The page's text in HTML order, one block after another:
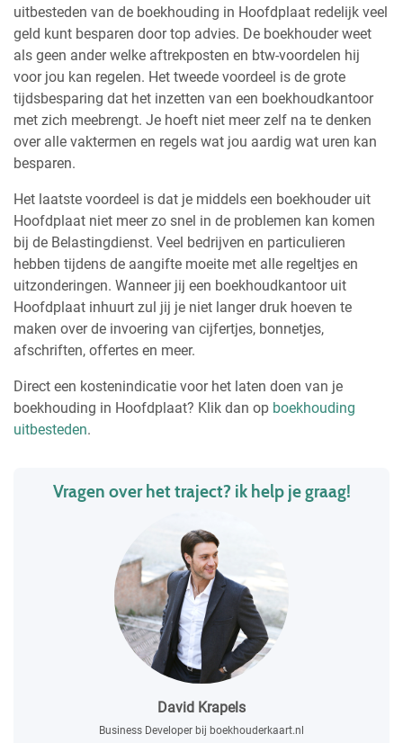
uitbesteden van de boekhouding in Hoofdplaat redelijk veel
geld kunt besparen door top advies. De boekhouder weet
als geen ander welke aftrekposten en btw-voordelen hij
voor jou kan regelen. Het tweede voordeel is de grote
tijdsbesparing dat het inzetten van een boekhoudkantoor
met zich meebrengt. Je hoeft niet meer zelf na te denken
over alle vaktermen en regels wat jou aardig wat uren kan
besparen.
Het laatste voordeel is dat je middels een boekhouder uit
Hoofdplaat niet meer zo snel in de problemen kan komen
bij de Belastingdienst. Veel bedrijven en particulieren
hebben tijdens de aangifte moeite met alle regeltjes en
uitzonderingen. Wanneer jij een boekhoudkantoor uit
Hoofdplaat inhuurt zul jij je niet langer druk hoeven te
maken over de invoering van cijfertjes, bonnetjes,
afschriften, offertes en meer.
Direct een kostenindicatie voor het laten doen van je
boekhouding in Hoofdplaat? Klik dan op boekhouding
uitbesteden.
Vragen over het traject? ik help je graag!
David Krapels
Business Developer bij boekhouderkaart.nl